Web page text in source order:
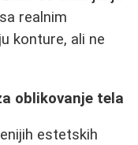
realnim
konture, ali ne
oblikovanje tela
estetskih